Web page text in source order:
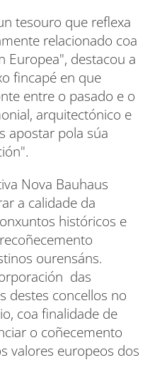
tesouro que reflexa
relacionado coa
Europea", destacou a
fincapé en que
entre o pasado e o
arquitectónico e
apostar pola súa
Nova Bauhaus
a calidade da
históricos e
ourensáns.
das
destes concellos no
coa finalidade de
o coñecemento
valores europeos dos